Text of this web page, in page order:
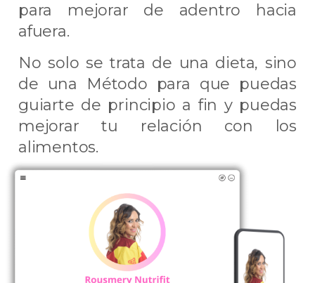
para mejorar de adentro hacia
afuera.
No solo se trata de una dieta, sino
de una Método para que puedas
guiarte de principio a fin y puedas
mejorar tu relación con los
alimentos.